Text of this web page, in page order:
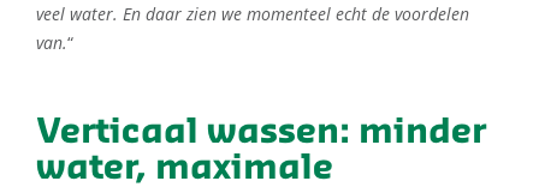
veel water. En daar zien we momenteel echt de voordelen
van.“
Verticaal wassen: minder
water, maximale